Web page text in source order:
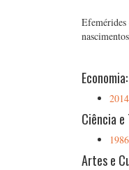
Economia:
2014
Ciência e
1986
Artes e